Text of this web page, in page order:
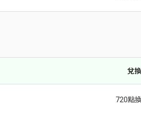
兌
720點